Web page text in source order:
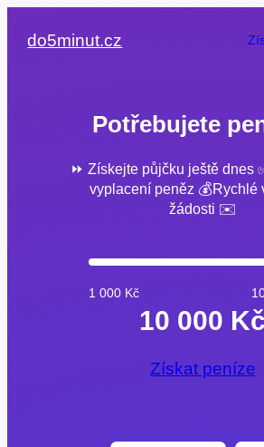
do5minut.cz
Potřebujete
⏩ Získejte půjčku ještě dnes
vyplacení peněz 💰Rychlé
žádosti ✉️
1 000 Kč
10 000 Kč
Získat peníze